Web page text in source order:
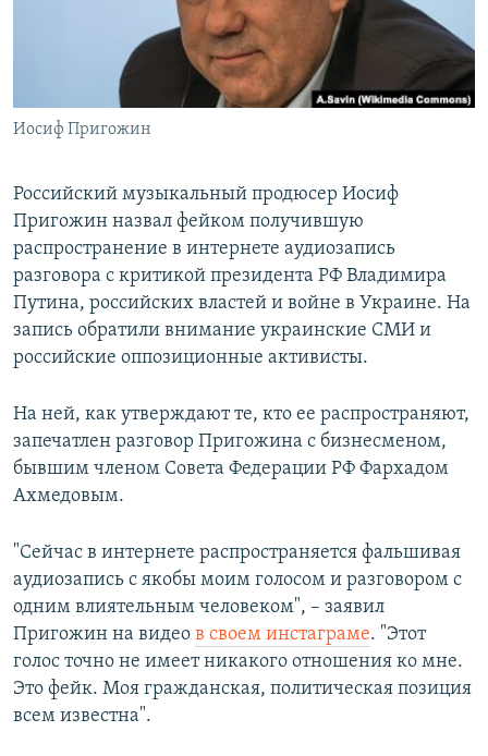
ПОБЕДИТЕЛЕЙ НЕ СУДЯТ?
КРЫМ.НЕПОКОРЕННЫЙ
УКРАИНСКАЯ ПРОБЛЕМА КРЫМА
Иосиф Пригожин
Российский музыкальный продюсер Иосиф
Пригожин назвал фейком получившую
распространение в интернете аудиозапись
разговора с критикой президента РФ Владимира
Путина, российских властей и войне в Украине. На
запись обратили внимание украинские СМИ и
российские оппозиционные активисты.
На ней, как утверждают те, кто ее распространяют,
запечатлен разговор Пригожина с бизнесменом,
бывшим членом Совета Федерации РФ Фархадом
Ахмедовым.
"Сейчас в интернете распространяется фальшивая
аудиозапись с якобы моим голосом и разговором с
одним влиятельным человеком", – заявил
Пригожин на видео в своем инстаграме. "Этот
голос точно не имеет никакого отношения ко мне.
Это фейк. Моя гражданская, политическая позиция
всем известна".